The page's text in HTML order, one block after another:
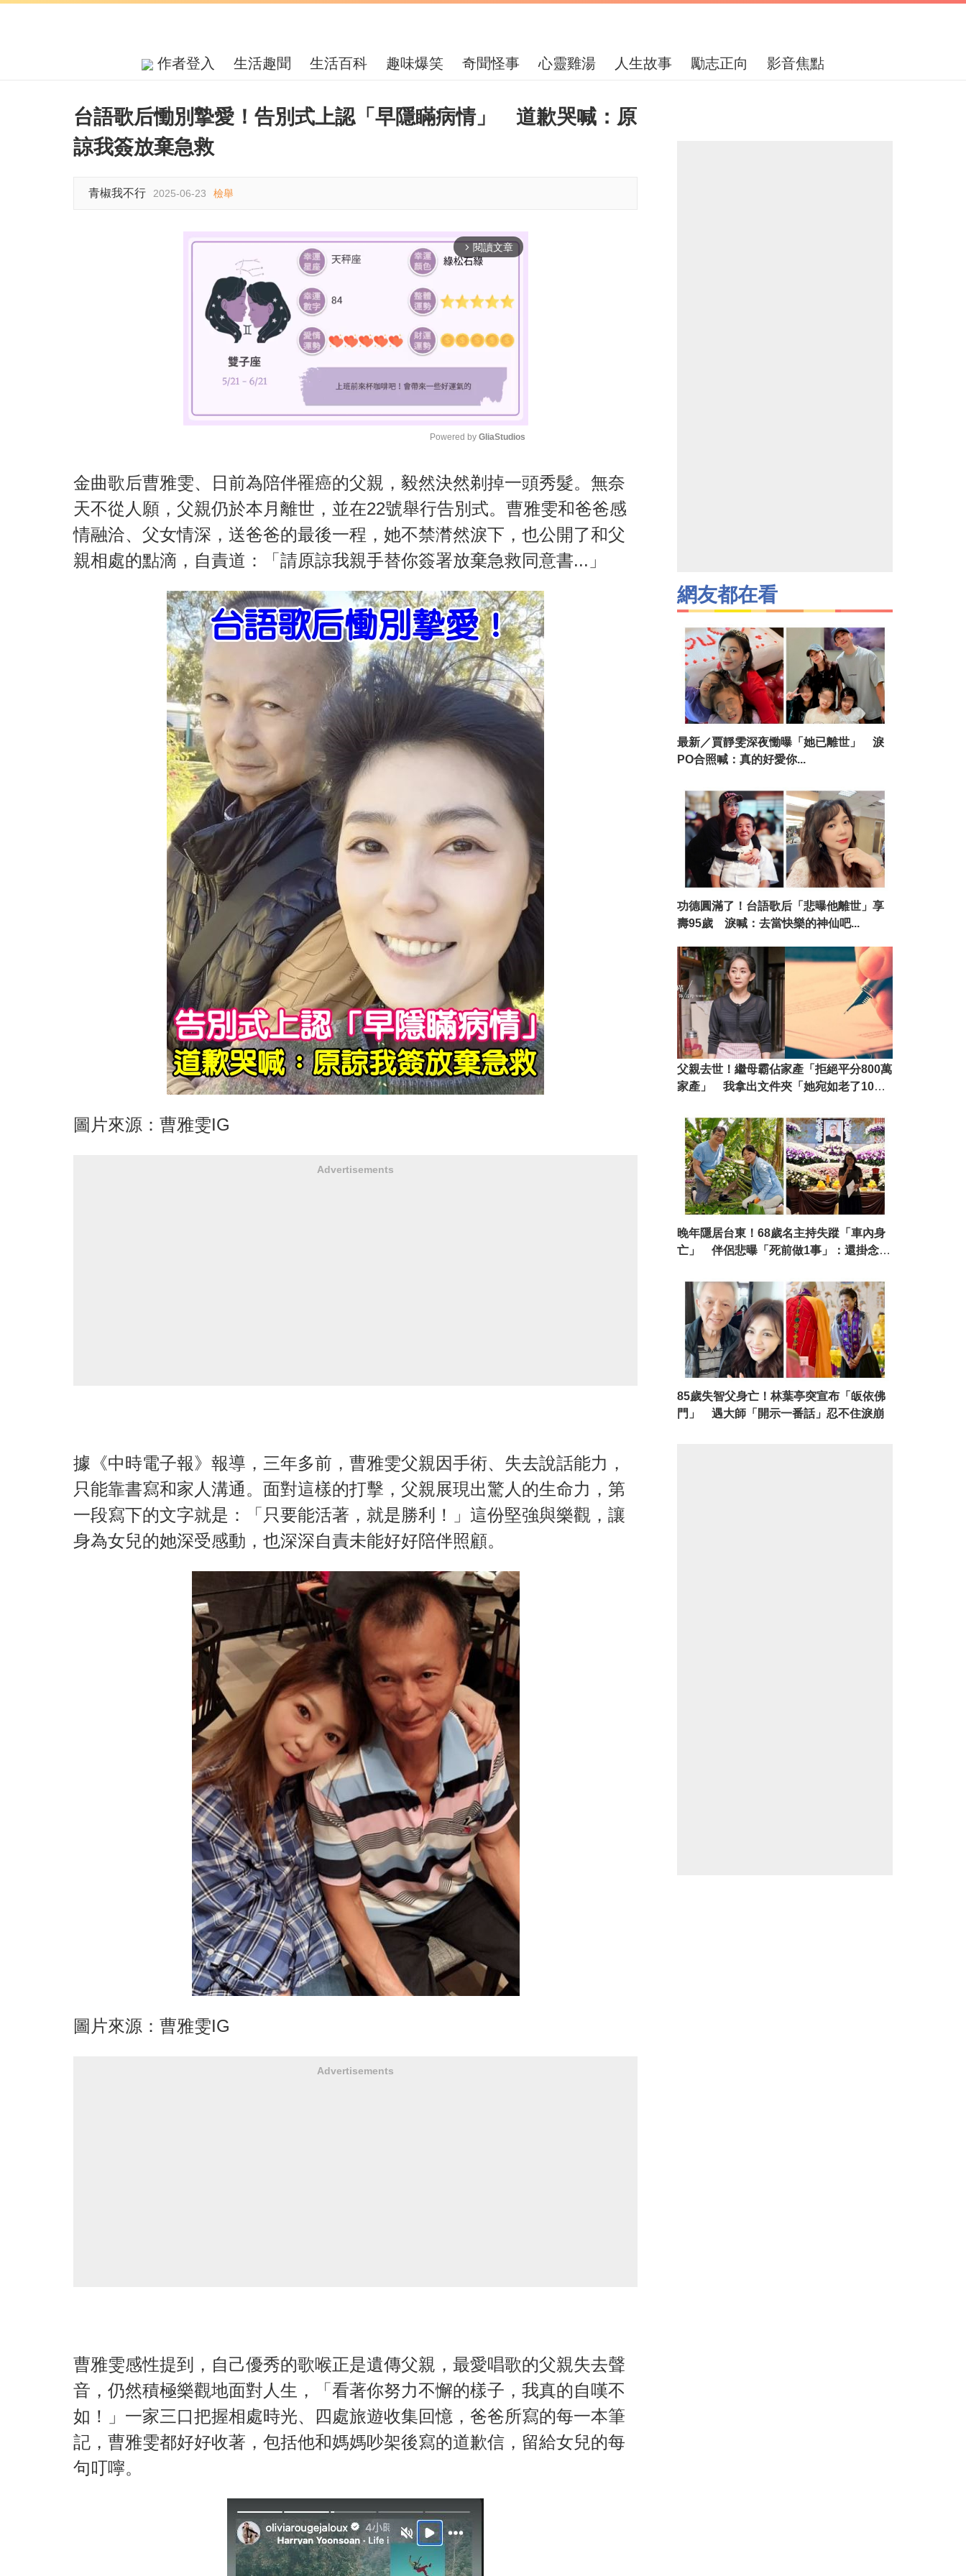
作者登入 生活趣聞 生活百科 趣味爆笑 奇聞怪事 心靈雞湯 人生故事 勵志正向 影音焦點
台語歌后慟別摯愛！告別式上認「早隱瞞病情」 道歉哭喊：原
諒我簽放棄急救
青椒我不行 2025-06-23 檢舉
arrow_forward_ios 閱讀文章
M
t
e
Powered by GliaStudios
金曲歌后曹雅雯、日前為陪伴罹癌的父親，毅然決然剃掉一頭秀髮。無奈
天不從人願，父親仍於本月離世，並在22號舉行告別式。曹雅雯和爸爸感
情融洽、父女情深，送爸爸的最後一程，她不禁潸然淚下，也公開了和父
親相處的點滴，自責道：「請原諒我親手替你簽署放棄急救同意書...」
圖片來源：曹雅雯IG
Advertisements
據《中時電子報》報導，三年多前，曹雅雯父親因手術、失去說話能力，
只能靠書寫和家人溝通。面對這樣的打擊，父親展現出驚人的生命力，第
一段寫下的文字就是：「只要能活著，就是勝利！」這份堅強與樂觀，讓
身為女兒的她深受感動，也深深自責未能好好陪伴照顧。
圖片來源：曹雅雯IG
Advertisements
曹雅雯感性提到，自己優秀的歌喉正是遺傳父親，最愛唱歌的父親失去聲
音，仍然積極樂觀地面對人生，「看著你努力不懈的樣子，我真的自嘆不
如！」一家三口把握相處時光、四處旅遊收集回憶，爸爸所寫的每一本筆
記，曹雅雯都好好收著，包括他和媽媽吵架後寫的道歉信，留給女兒的每
句叮嚀。
網友都在看
最新／賈靜雯深夜慟曝「她已離世」 淚
PO合照喊：真的好愛你...
功德圓滿了！台語歌后「悲曝他離世」享
壽95歲 淚喊：去當快樂的神仙吧...
父親去世！繼母霸佔家產「拒絕平分800萬
家產」 我拿出文件夾「她宛如老了10
晚年隱居台東！68歲名主持失蹤「車內身
亡」 伴侶悲曝「死前做1事」：還掛念著
85歲失智父身亡！林葉亭突宣布「皈依佛
門」 遇大師「開示一番話」忍不住淚崩